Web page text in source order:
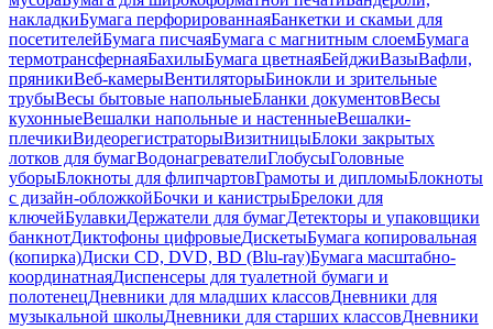
накладкиБумага перфорированнаяБанкетки и скамьи для
посетителейБумага писчаяБумага с магнитным слоемБумага
термотрансфернаяБахилыБумага цветнаяБейджиВазыВафли,
пряникиВеб-камерыВентиляторыБинокли и зрительные
трубыВесы бытовые напольныеБланки документовВесы
кухонныеВешалки напольные и настенныеВешалки-
плечикиВидеорегистраторыВизитницыБлоки закрытых
лотков для бумагВодонагревателиГлобусыГоловные
уборыБлокноты для флипчартовГрамоты и дипломыБлокноты
с дизайн-обложкойБочки и канистрыБрелоки для
ключейБулавкиДержатели для бумагДетекторы и упаковщики
банкнотДиктофоны цифровыеДискетыБумага копировальная
(копирка)Диски CD, DVD, BD (Blu-ray)Бумага масштабно-
координатнаяДиспенсеры для туалетной бумаги и
полотенецДневники для младших классовДневники для
музыкальной школыДневники для старших классовДневники